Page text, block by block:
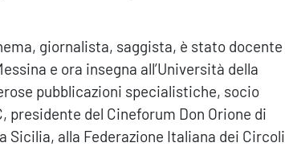
giornalista, saggista, è stato docente
e ora insegna all’Università della
pubblicazioni specialistiche, socio
presidente del Cineforum Don Orione di
Sicilia, alla Federazione Italiana dei Circoli